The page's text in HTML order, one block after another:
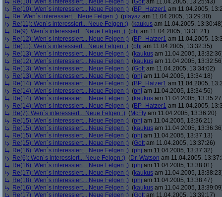
Re(10): Wen´s interessiert... Neue Felgen ;) (Gott am 11.04.2005, 13:25:43)
Re(10): Wen´s interessiert... Neue Felgen ;) (BP_Hatzer1 am 11.04.2005,
Re: Wen´s interessiert... Neue Felgen ;) (playaz am 11.04.2005, 13:29:30)
Re(11): Wen´s interessiert... Neue Felgen ;) (kaukus am 11.04.2005,
Re(9): Wen´s interessiert... Neue Felgen ;) (phj am 11.04.2005, 13:31:21)
Re(12): Wen´s interessiert... Neue Felgen ;) (BP_Hatzer1 am 11.04.2005,
Re(11): Wen´s interessiert... Neue Felgen ;) (phj am 11.04.2005, 13:32:35)
Re(13): Wen´s interessiert... Neue Felgen ;) (kaukus am 11.04.2005,
Re(12): Wen´s interessiert... Neue Felgen ;) (kaukus am 11.04.2005,
Re(13): Wen´s interessiert... Neue Felgen ;) (Gott am 11.04.2005, 13:34:02)
Re(13): Wen´s interessiert... Neue Felgen ;) (phj am 11.04.2005, 13:34:18)
Re(14): Wen´s interessiert... Neue Felgen ;) (BP_Hatzer1 am 11.04.2005,
Re(14): Wen´s interessiert... Neue Felgen ;) (phj am 11.04.2005, 13:34:56)
Re(14): Wen´s interessiert... Neue Felgen ;) (kaukus am 11.04.2005,
Re(14): Wen´s interessiert... Neue Felgen ;) (BP_Hatzer1 am 11.04.2005,
Re(7): Wen´s interessiert... Neue Felgen ;) (McFly am 11.04.2005, 13:36:20)
Re(15): Wen´s interessiert... Neue Felgen ;) (phj am 11.04.2005, 13:36:21)
Re(15): Wen´s interessiert... Neue Felgen ;) (kaukus am 11.04.2005,
Re(15): Wen´s interessiert... Neue Felgen ;) (phj am 11.04.2005, 13:37:13)
Re(15): Wen´s interessiert... Neue Felgen ;) (Gott am 11.04.2005, 13:37:26)
Re(16): Wen´s interessiert... Neue Felgen ;) (phj am 11.04.2005, 13:37:32)
Re(6): Wen´s interessiert... Neue Felgen ;) (Dr. Watson am 11.04.2005,
Re(16): Wen´s interessiert... Neue Felgen ;) (phj am 11.04.2005, 13:38:01)
Re(17): Wen´s interessiert... Neue Felgen ;) (kaukus am 11.04.2005,
Re(18): Wen´s interessiert... Neue Felgen ;) (phj am 11.04.2005, 13:38:47)
Re(16): Wen´s interessiert... Neue Felgen ;) (kaukus am 11.04.2005,
Re(17): Wen´s interessiert... Neue Felgen ;) (Gott am 11.04.2005, 13:39:17)